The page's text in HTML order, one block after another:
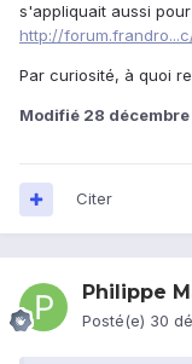
s'appliquait aussi pour
http://
Par curiosité, à quoi
Modifié 28
Citer
Philippe
Posté(e) 30